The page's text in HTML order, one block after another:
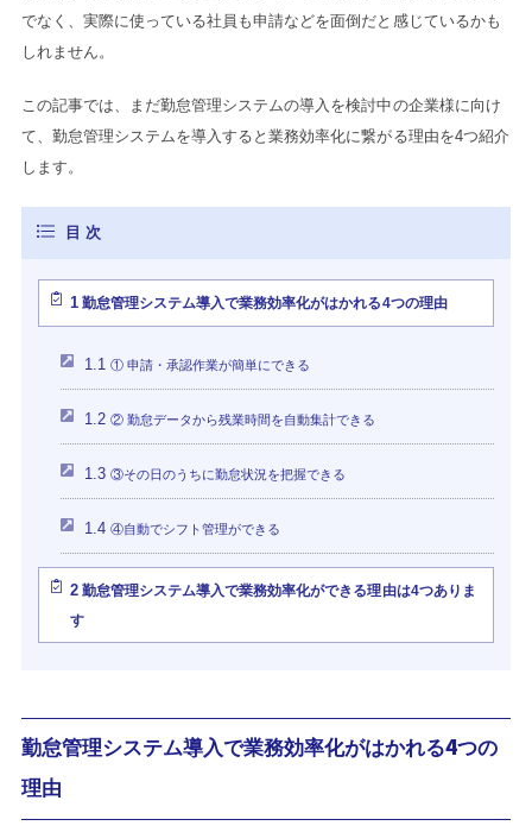
でなく、実際に使っている社員も申請などを面倒だと感じているかも
しれません。
この記事では、まだ勤怠管理システムの導入を検討中の企業様に向け
て、勤怠管理システムを導入すると業務効率化に繋がる理由を4つ紹介
します。
1勤怠管理システム導入で業務効率化がはかれる4つの理由
1.1 ① 申請・承認作業が簡単にできる
1.2 ② 勤怠データから残業時間を自動集計できる
1.3 ③その日のうちに勤怠状況を把握できる
1.4 ④自動でシフト管理ができる
2勤怠管理システム導入で業務効率化ができる理由は4つありま
す
勤怠管理システム導入で業務効率化がはかれる4つの
理由